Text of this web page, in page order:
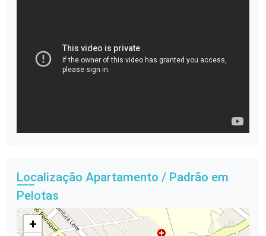
Localização Apartamento / Padrão em
Pelotas
+